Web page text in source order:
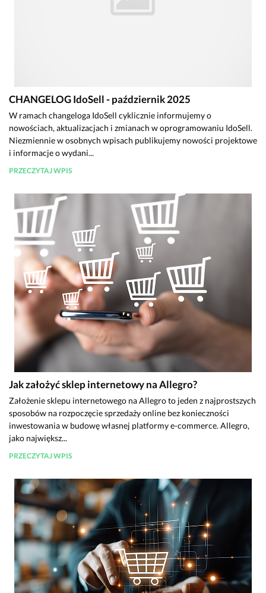
CHANGELOG IdoSell - październik 2025
W ramach changeloga IdoSell cyklicznie informujemy o
nowościach, aktualizacjach i zmianach w oprogramowaniu IdoSell.
Niezmiennie w osobnych wpisach publikujemy nowości projektowe
i informacje o wydani...
PRZECZYTAJ WPIS
Jak założyć sklep internetowy na Allegro?
Założenie sklepu internetowego na Allegro to jeden z najprostszych
sposobów na rozpoczęcie sprzedaży online bez konieczności
inwestowania w budowę własnej platformy e-commerce. Allegro,
jako największ...
PRZECZYTAJ WPIS